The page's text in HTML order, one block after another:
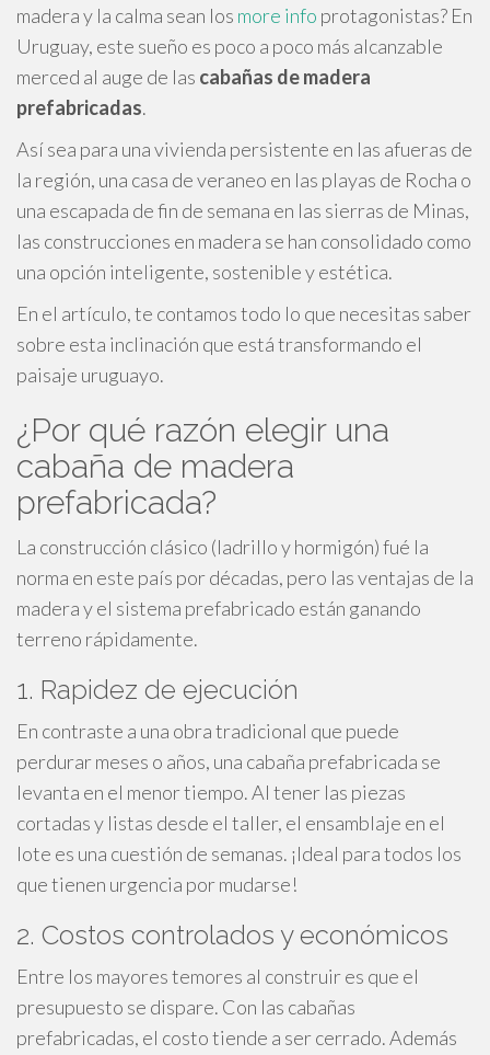
madera y la calma sean los more info protagonistas? En
Uruguay, este sueño es poco a poco más alcanzable
merced al auge de las cabañas de madera
prefabricadas.
Así sea para una vivienda persistente en las afueras de
la región, una casa de veraneo en las playas de Rocha o
una escapada de fin de semana en las sierras de Minas,
las construcciones en madera se han consolidado como
una opción inteligente, sostenible y estética.
En el artículo, te contamos todo lo que necesitas saber
sobre esta inclinación que está transformando el
paisaje uruguayo.
¿Por qué razón elegir una
cabaña de madera
prefabricada?
La construcción clásico (ladrillo y hormigón) fué la
norma en este país por décadas, pero las ventajas de la
madera y el sistema prefabricado están ganando
terreno rápidamente.
1. Rapidez de ejecución
En contraste a una obra tradicional que puede
perdurar meses o años, una cabaña prefabricada se
levanta en el menor tiempo. Al tener las piezas
cortadas y listas desde el taller, el ensamblaje en el
lote es una cuestión de semanas. ¡Ideal para todos los
que tienen urgencia por mudarse!
2. Costos controlados y económicos
Entre los mayores temores al construir es que el
presupuesto se dispare. Con las cabañas
prefabricadas, el costo tiende a ser cerrado. Además